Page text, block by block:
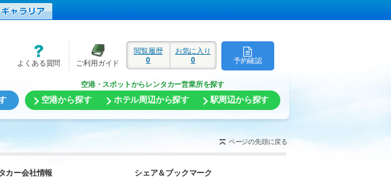
予約確認
閲覧履歴
0
お気に入り
0
よくある質問 ご利用ガイド
空港・スポットからレンタカー営業所を探す
空港から探す ホテル周辺から探す 駅周辺から探す
ページの先頭に戻る
カー会社情報
シェア＆ブックマーク